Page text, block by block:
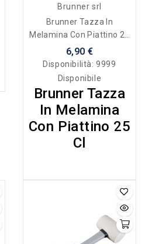
Brunner srl
Brunner Tazza In
Melamina Con Piattino 25
Cl
6,90 €
Disponibilità:9999
Disponibile
Brunner Tazza
In Melamina
Con Piattino 25
Cl